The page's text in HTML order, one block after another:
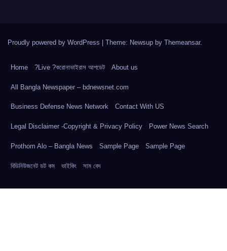
Proudly powered by WordPress Theme: Newsup by Themeansar.
Home ?Live ?করোনাভাইরাস আপডেট About us
All Bangla Newspaper – bdnewsnet.com
Business Defense News Network Contact With US
Legal Disclaimer -Copyright & Privacy Policy Power News Search
Prothom Alo – Bangla News Sample Page Sample Page
বিডিনিউজনেট ডট কম ভাইকিং সাম বেদ